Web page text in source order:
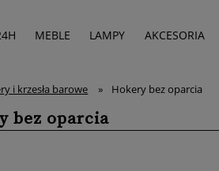
MEBLE LAMPY AKCESORIA
i krzesła barowe » Hokery bez oparcia
bez oparcia